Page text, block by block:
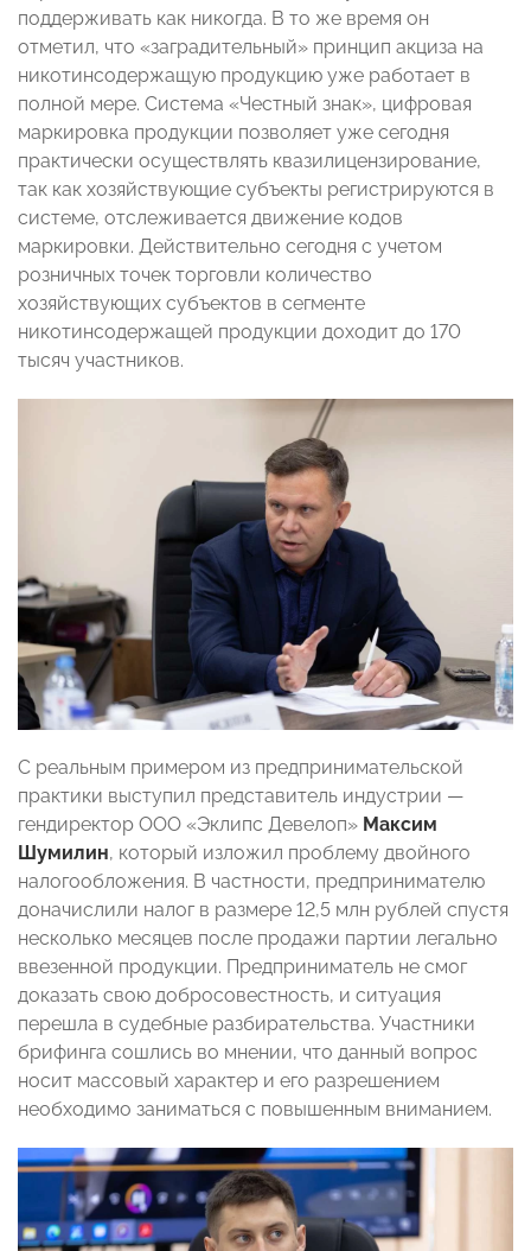
поддерживать как никогда. В то же время он
отметил, что «заградительный» принцип акциза на
никотинсодержащую продукцию уже работает в
полной мере. Система «Честный знак», цифровая
маркировка продукции позволяет уже сегодня
практически осуществлять квазилицензирование,
так как хозяйствующие субъекты регистрируются в
системе, отслеживается движение кодов
маркировки. Действительно сегодня с учетом
розничных точек торговли количество
хозяйствующих субъектов в сегменте
никотинсодержащей продукции доходит до 170
тысяч участников.
С реальным примером из предпринимательской
практики выступил представитель индустрии —
гендиректор ООО «Эклипс Девелоп» Максим
Шумилин, который изложил проблему двойного
налогообложения. В частности, предпринимателю
доначислили налог в размере 12,5 млн рублей спустя
несколько месяцев после продажи партии легально
ввезенной продукции. Предприниматель не смог
доказать свою добросовестность, и ситуация
перешла в судебные разбирательства. Участники
брифинга сошлись во мнении, что данный вопрос
носит массовый характер и его разрешением
необходимо заниматься с повышенным вниманием.